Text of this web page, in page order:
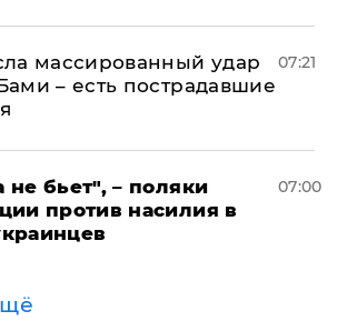
массированный удар
– есть пострадавшие
07:21
бьет", – поляки
против насилия в
07:00